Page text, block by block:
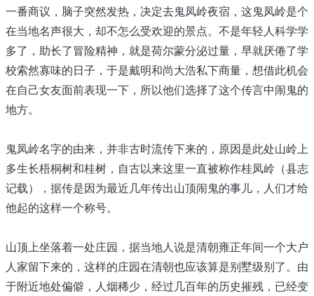
一番商议，脑子突然发热，决定去鬼凤岭夜宿，这鬼凤岭是个
在当地名声很大，却不怎么受欢迎的景点。不是年轻人科学学
多了，助长了冒险精神，就是荷尔蒙分泌过量，早就厌倦了学
校索然寡味的日子，于是戴明和尚大浩私下商量，想借此机会
在自己女友面前表现一下，所以他们选择了这个传言中闹鬼的
地方。
鬼凤岭名字的由来，并非古时流传下来的，原因是此处山岭上
多生长梧桐树和桂树，自古以来这里一直被称作桂凤岭（县志
记载），据传是因为最近几年传出山顶闹鬼的事儿，人们才给
他起的这样一个称号。
山顶上坐落着一处庄园，据当地人说是清朝雍正年间一个大户
人家留下来的，这样的庄园在清朝也应该算是别墅级别了。由
于附近地处偏僻，人烟稀少，经过几百年的历史摧残，已经变